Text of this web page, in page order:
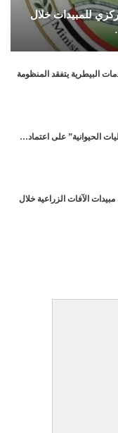
للمبيدات خلال
البيطرية يتفقد المنظومة
الحيوانية” على اعتماد…
الآفات الزراعية خلال